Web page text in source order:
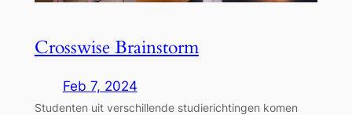
Crosswise Brainstorm
Feb 7, 2024
Studenten uit verschillende studierichtingen komen